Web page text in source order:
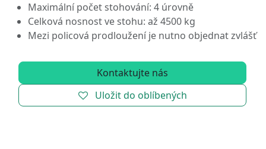
Maximální počet stohování: 4 úrovně
Celková nosnost ve stohu: až 4500 kg
Mezi policová prodloužení je nutno objednat zvlášť
Kontaktujte nás
Uložit do oblíbených